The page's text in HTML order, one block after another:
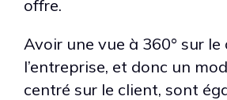
offre.
Avoir une vue à 360° sur
l’entreprise, et donc un
centré sur le client, sont